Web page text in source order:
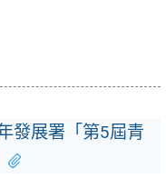
發展署「第5屆青